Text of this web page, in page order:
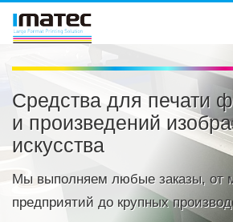
Средства для печати
и произведений
искусства
Мы выполняем любые заказы, от
предприятий до крупных